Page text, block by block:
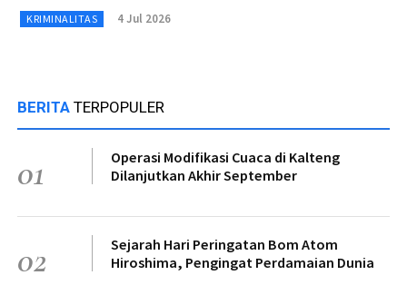
KRIMINALITAS 4 Jul 2026
BERITA TERPOPULER
01
Operasi Modifikasi Cuaca di Kalteng
Dilanjutkan Akhir September
02
Sejarah Hari Peringatan Bom Atom
Hiroshima, Pengingat Perdamaian Dunia